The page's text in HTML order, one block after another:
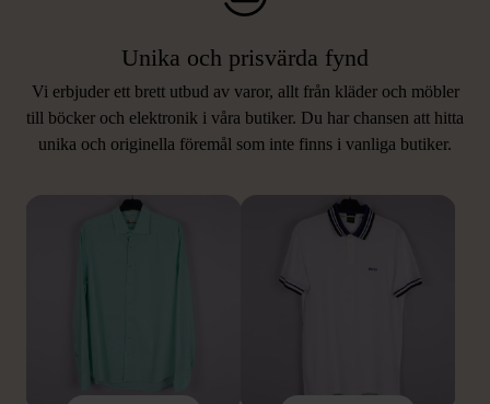
Unika och prisvärda fynd
Vi erbjuder ett brett utbud av varor, allt från kläder och möbler
till böcker och elektronik i våra butiker. Du har chansen att hitta
unika och originella föremål som inte finns i vanliga butiker.
LIKNANDE PRODUKTER
Hitta produkter som påminner om denna